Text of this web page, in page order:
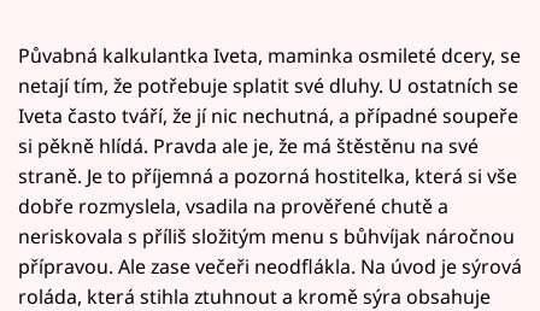
Přihlášení
Sledujte nás
Půvabná kalkulantka Iveta, maminka osmileté dcery, se
netají tím, že potřebuje splatit své dluhy. U ostatních se
Iveta často tváří, že jí nic nechutná, a případné soupeře
si pěkně hlídá. Pravda ale je, že má štěstěnu na své
straně. Je to příjemná a pozorná hostitelka, která si vše
dobře rozmyslela, vsadila na prověřené chutě a
neriskovala s příliš složitým menu s bůhvíjak náročnou
přípravou. Ale zase večeři neodflákla. Na úvod je sýrová
roláda, která stihla ztuhnout a kromě sýra obsahuje